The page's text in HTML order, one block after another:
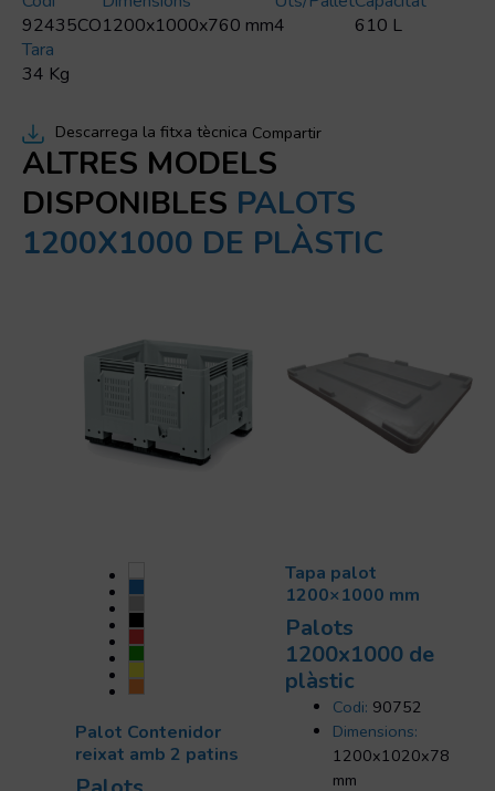
92435CO1200x1000x760 mm4
610 L
Tara
34 Kg
Descarrega la fitxa tècnica Compartir
ALTRES MODELS
DISPONIBLES PALOTS
1200X1000 DE PLÀSTIC
Palot Contenidor
reixat amb 2 patins
Tapa palot
1200×1000 mm
Palots
1200x1000 de
plàstic
Codi: 90752
Dimensions:
1200x1020x78
mm